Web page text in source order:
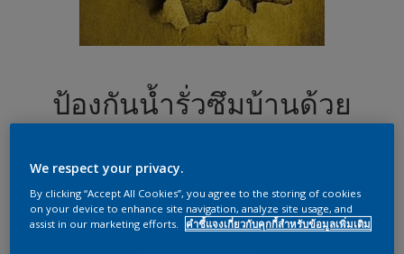
ป้องกันน้ำรั่วซึมบ้านด้วย
ป้องกันความเสียหายจากน้ำซึมจากสถานการณ์ที่ไม่คาด
คิด
We respect your privacy.
By clicking “Accept All Cookies”, you agree to the storing of cookies
on your device to enhance site navigation, analyze site usage, and
assist in our marketing efforts.
คำชี้แจงเกี่ยวกับคุกกี้สำหรับข้อมูลเพิ่มเติม